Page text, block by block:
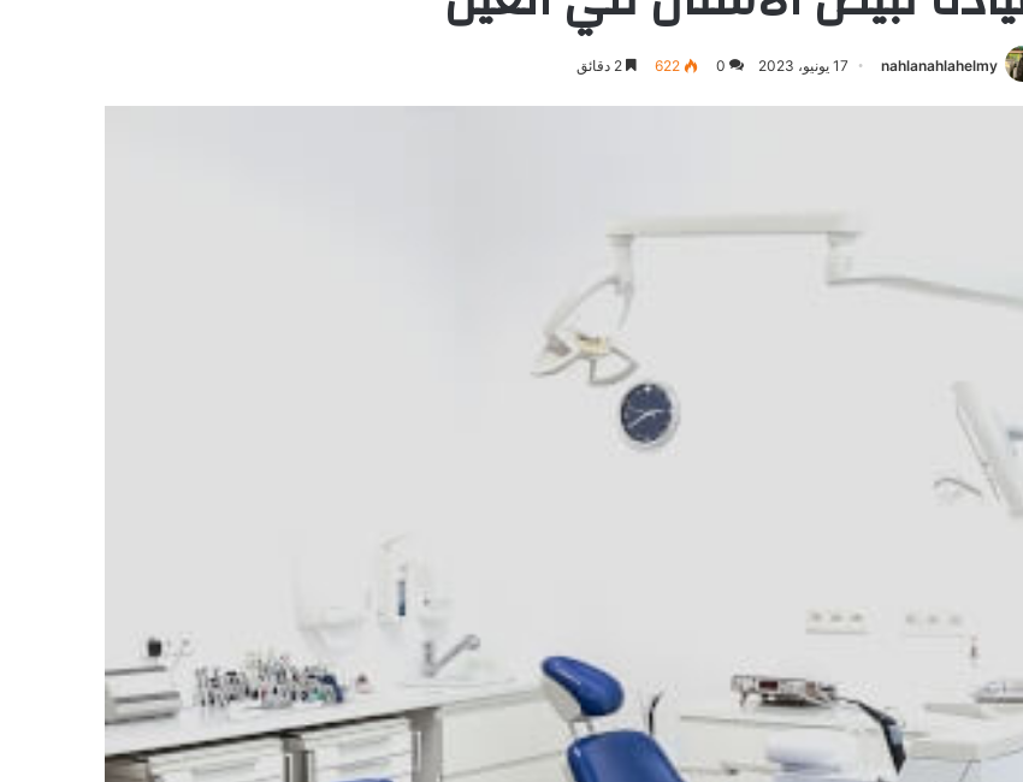
nahlanahlahelmy 17 يونيو، 2023 0
622